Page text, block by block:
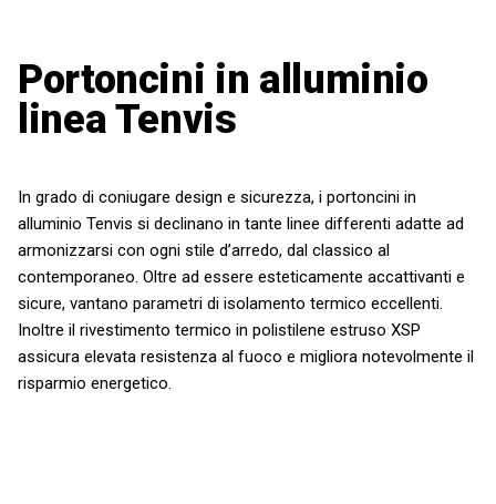
Portoncini in alluminio
linea Tenvis
In grado di coniugare design e sicurezza, i portoncini in
alluminio Tenvis si declinano in tante linee differenti adatte ad
armonizzarsi con ogni stile d’arredo, dal classico al
contemporaneo. Oltre ad essere esteticamente accattivanti e
sicure, vantano parametri di isolamento termico eccellenti.
Inoltre il rivestimento termico in polistilene estruso XSP
assicura elevata resistenza al fuoco e migliora notevolmente il
risparmio energetico.